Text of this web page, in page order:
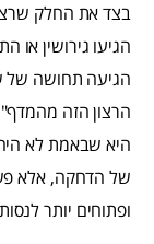
בצד את החלק
הגיעו גירושין או
הגיעה תחושה של
הרצון הזה
היא שבאמת לא
של הדחקה, אלא
ופתוחים יותר